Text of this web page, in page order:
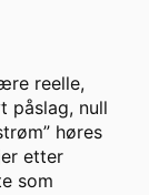
reelle,
påslag, null
høres
etter
som